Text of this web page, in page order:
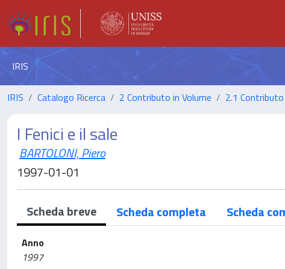
IRIS
IRIS Catalogo Ricerca 2 Contributo in Volume 2.1
I Fenici e il sale
BARTOLONI, Piero
1997-01-01
Scheda breve Scheda completa Scheda
Anno
1997